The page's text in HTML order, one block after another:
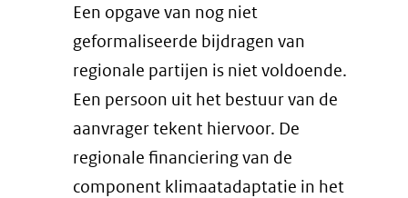
Een opgave van nog niet
geformaliseerde bijdragen van
regionale partijen is niet voldoende.
Een persoon uit het bestuur van de
aanvrager tekent hiervoor. De
regionale financiering van de
component klimaatadaptatie in het